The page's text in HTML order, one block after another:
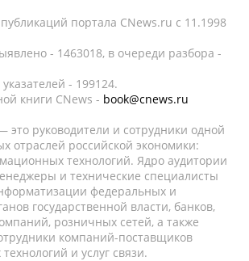
портала CNews.ru c 11.1998
- 1463018, в очереди разбора -
- 199124.
книги CNews - book@cnews.ru
это руководители и сотрудники одной
отраслей российской экономики:
технологий. Ядро аудитории
и технические специалисты
федеральных и
государственной власти, банков,
розничных сетей, а также
компаний-поставщиков
и услуг связи.